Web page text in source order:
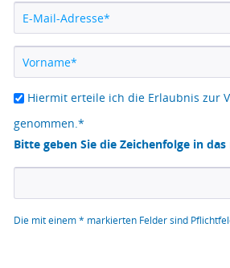
Hiermit erteile ich die Erlaubnis zur
genommen.*
Bitte geben Sie die Zeichenfolge in
Die mit einem * markierten Felder sind